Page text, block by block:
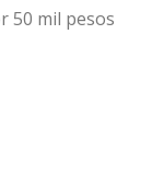
50 mil pesos